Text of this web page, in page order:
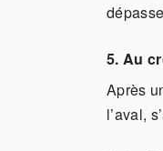
5. Au
Après
l’aval,